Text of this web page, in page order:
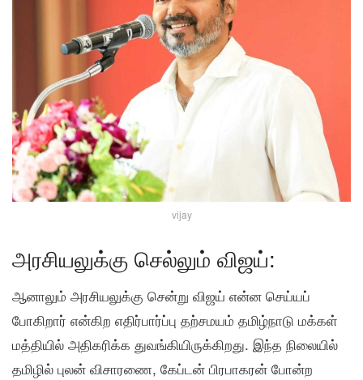
vijay
அரசியலுக்கு செல்லும் விஜய்:
ஆனாலும் அரசியலுக்கு சென்று விஜய் என்ன செய்யப்
போகிறார் என்கிற எதிர்பார்ப்பு தற்சமயம் தமிழ்நாடு மக்கள்
மத்தியில் அதிகரிக்க துவங்கியிருக்கிறது. இந்த நிலையில்
தமிழில் புலன் விசாரணை, கேப்டன் பிரபாகரன் போன்ற